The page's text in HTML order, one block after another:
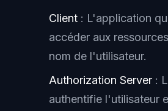
Client : L'application
accéder aux
nom de l'utilisateur.
Authorization Server :
authentifie l'utilisateur